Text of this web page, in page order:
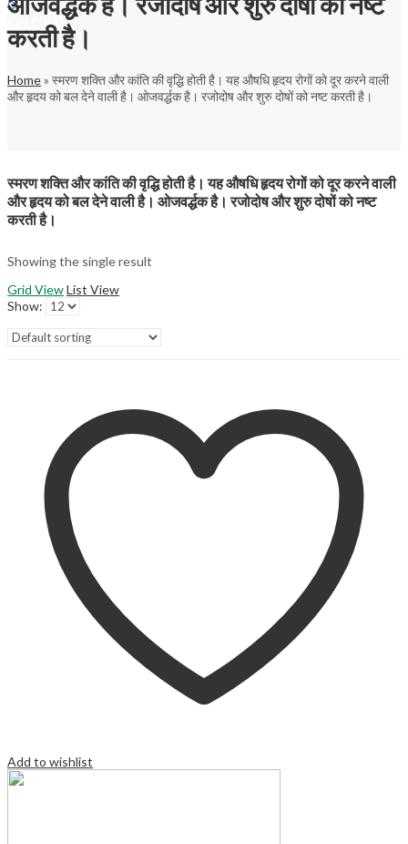
0
0.00
करती है।
Home» स्मरण शक्ति और कांति की वृद्धि होती है। यह औषधि हृदय रोगों को दूर करने वाली
और हृदय को बल देने वाली है। ओजवर्द्धक है। रजोदोष और शुरु दोषों को नष्ट करती है।
स्मरण शक्ति और कांति की वृद्धि होती है। यह औषधि हृदय रोगों को दूर करने वाली
और हृदय को बल देने वाली है। ओजवर्द्धक है। रजोदोष और शुरु दोषों को नष्ट
करती है।
Showing the single result
Grid ViewList View
Show:
Add to wishlist